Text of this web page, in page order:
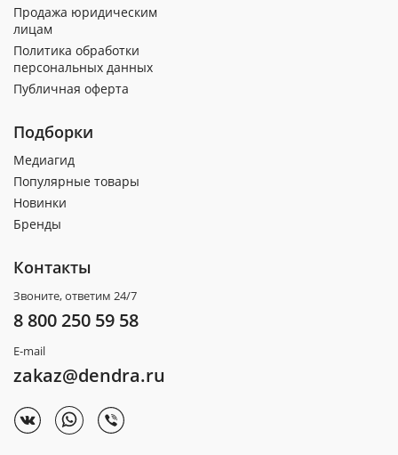
Продажа юридическим
лицам
Политика обработки
персональных данных
Публичная оферта
Подборки
Медиагид
Популярные товары
Новинки
Бренды
Контакты
Звоните, ответим 24/7
8 800 250 59 58
E-mail
zakaz@dendra.ru